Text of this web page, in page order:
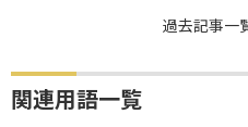
過去記事一
関連用語一覧